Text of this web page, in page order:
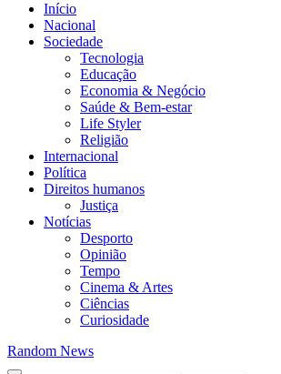
Início
Nacional
Sociedade
Tecnologia
Educação
Economia & Negócio
Saúde & Bem-estar
Life Styler
Religião
Internacional
Política
Direitos humanos
Justiça
Notícias
Desporto
Opinião
Tempo
Cinema & Artes
Ciências
Curiosidade
Random News